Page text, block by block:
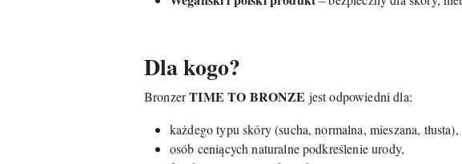
Dla kogo?
BronzerTIME TO BRONZE jest odpowiedni dla:
każdego typu skóry (sucha, normalna, mieszana, tłusta),
osób ceniących naturalne podkreślenie urody,